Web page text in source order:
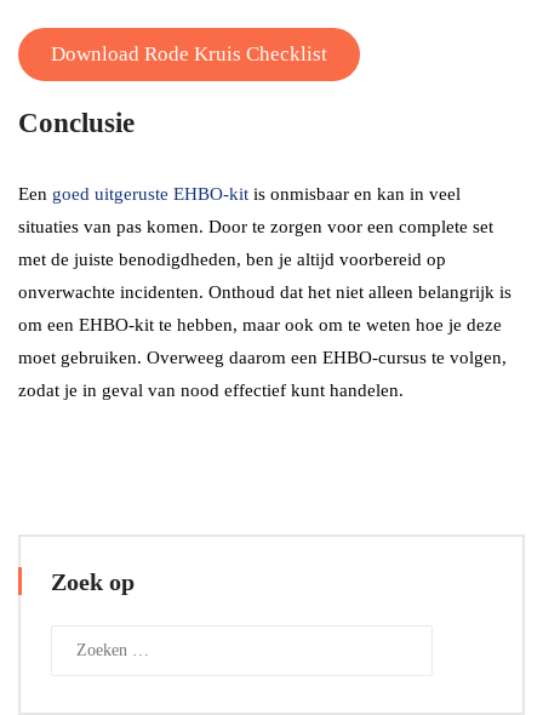
Download Rode Kruis Checklist
Conclusie
Een goed uitgeruste EHBO-kit is onmisbaar en kan in veel
situaties van pas komen. Door te zorgen voor een complete set
met de juiste benodigdheden, ben je altijd voorbereid op
onverwachte incidenten. Onthoud dat het niet alleen belangrijk is
om een EHBO-kit te hebben, maar ook om te weten hoe je deze
moet gebruiken. Overweeg daarom een EHBO-cursus te volgen,
zodat je in geval van nood effectief kunt handelen.
Zoek op